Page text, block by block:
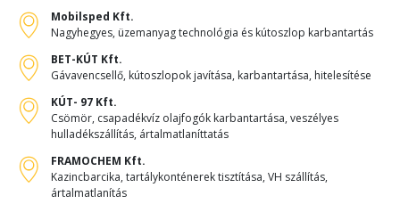
Mobilsped Kft.
Nagyhegyes, üzemanyag technológia és kútoszlop karbantartás
BET-KÚT Kft.
Gávavencsellő, kútoszlopok javítása, karbantartása, hitelesítése
KÚT- 97 Kft.
Csömör, csapadékvíz olajfogók karbantartása, veszélyes
hulladékszállítás, ártalmatlaníttatás
FRAMOCHEM Kft.
Kazincbarcika, tartálykonténerek tisztítása, VH szállítás,
ártalmatlanítás